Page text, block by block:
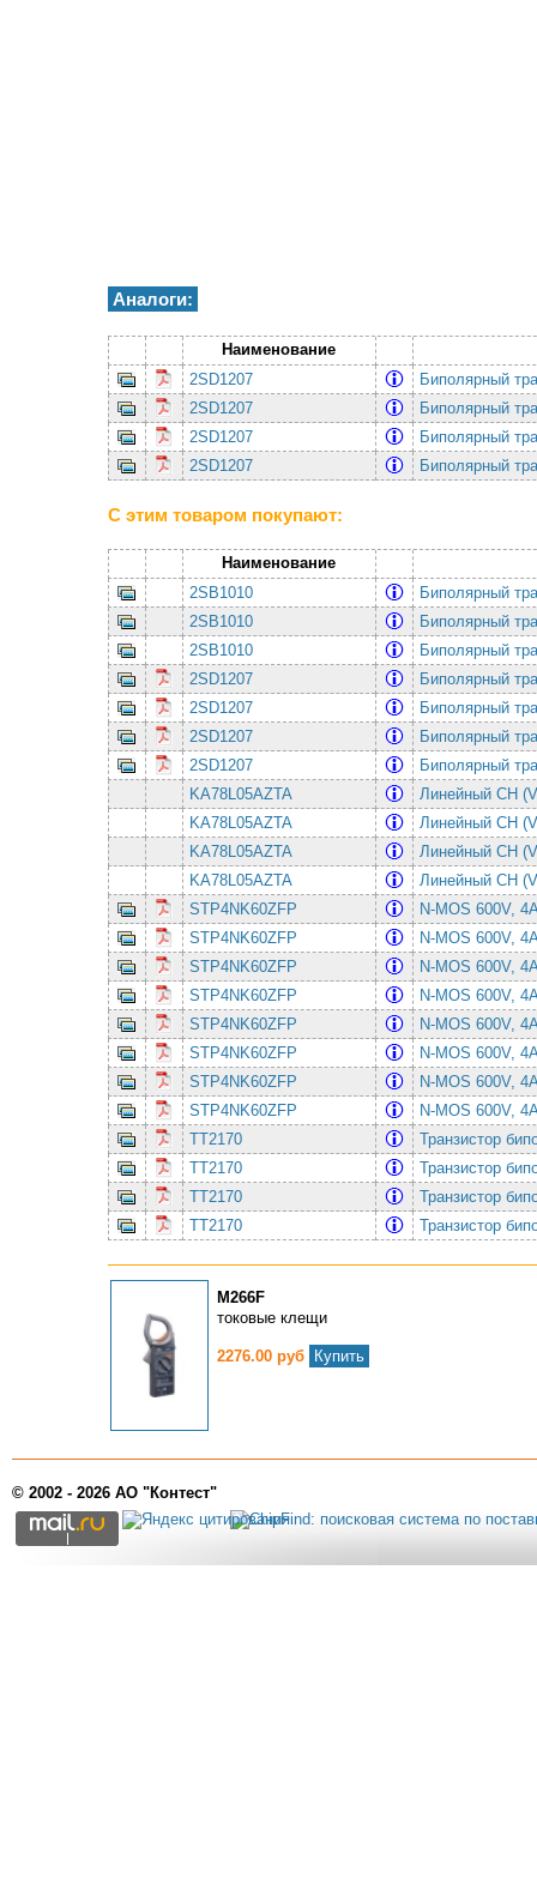
Аналоги:
Наименование
2SD1207
Биполярный
2SD1207
Биполярный
2SD1207
Биполярный
2SD1207
Биполярный
С этим товаром покупают:
Наименование
2SB1010
Биполярный
2SB1010
Биполярный
2SB1010
Биполярный
2SD1207
Биполярный
2SD1207
Биполярный
2SD1207
Биполярный
2SD1207
Биполярный
KA78L05AZTA
Линейный СН
KA78L05AZTA
Линейный СН
KA78L05AZTA
Линейный СН
KA78L05AZTA
Линейный СН
STP4NK60ZFP
N-MOS 600V,
STP4NK60ZFP
N-MOS 600V,
STP4NK60ZFP
N-MOS 600V,
STP4NK60ZFP
N-MOS 600V,
STP4NK60ZFP
N-MOS 600V,
STP4NK60ZFP
N-MOS 600V,
STP4NK60ZFP
N-MOS 600V,
STP4NK60ZFP
N-MOS 600V,
TT2170
Транзистор
TT2170
Транзистор
TT2170
Транзистор
TT2170
Транзистор
M266F
токовые клещи
2276.00 руб Купить
© 2002 - 2026 АО "Контест"